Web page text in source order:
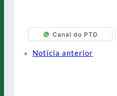
Canal do PTD
«
Notícia anterior